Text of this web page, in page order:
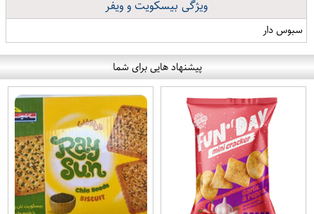
ویژگی بیسکویت و ویفر
سبوس دار
پیشنهاد هایی برای شما